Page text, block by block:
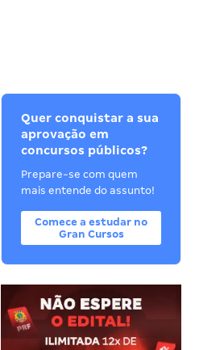
Quer conquistar a sua
aprovação em
concursos públicos?
Prepare-se com quem
mais entende do assunto!
Comece a estudar no
Gran Cursos